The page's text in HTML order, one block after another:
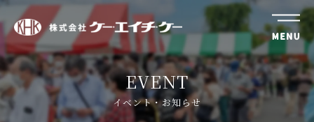
株
式
会
社
ケ
EVENT
イベント・お知らせ